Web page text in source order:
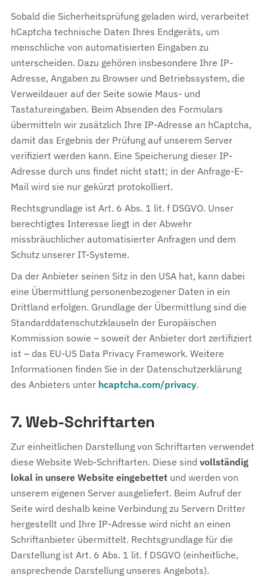
Sobald die Sicherheitsprüfung geladen wird, verarbeitet
hCaptcha technische Daten Ihres Endgeräts, um
menschliche von automatisierten Eingaben zu
unterscheiden. Dazu gehören insbesondere Ihre IP-
Adresse, Angaben zu Browser und Betriebssystem, die
Verweildauer auf der Seite sowie Maus- und
Tastatureingaben. Beim Absenden des Formulars
übermitteln wir zusätzlich Ihre IP-Adresse an hCaptcha,
damit das Ergebnis der Prüfung auf unserem Server
verifiziert werden kann. Eine Speicherung dieser IP-
Adresse durch uns findet nicht statt; in der Anfrage-E-
Mail wird sie nur gekürzt protokolliert.
Rechtsgrundlage ist Art. 6 Abs. 1 lit. f DSGVO. Unser
berechtigtes Interesse liegt in der Abwehr
missbräuchlicher automatisierter Anfragen und dem
Schutz unserer IT-Systeme.
Da der Anbieter seinen Sitz in den USA hat, kann dabei
eine Übermittlung personenbezogener Daten in ein
Drittland erfolgen. Grundlage der Übermittlung sind die
Standarddatenschutzklauseln der Europäischen
Kommission sowie – soweit der Anbieter dort zertifiziert
ist – das EU-US Data Privacy Framework. Weitere
Informationen finden Sie in der Datenschutzerklärung
des Anbieters unter hcaptcha.com/privacy.
7. Web-Schriftarten
Zur einheitlichen Darstellung von Schriftarten verwendet
diese Website Web-Schriftarten. Diese sind vollständig
lokal in unsere Website eingebettet und werden von
unserem eigenen Server ausgeliefert. Beim Aufruf der
Seite wird deshalb keine Verbindung zu Servern Dritter
hergestellt und Ihre IP-Adresse wird nicht an einen
Schriftanbieter übermittelt. Rechtsgrundlage für die
Darstellung ist Art. 6 Abs. 1 lit. f DSGVO (einheitliche,
ansprechende Darstellung unseres Angebots).